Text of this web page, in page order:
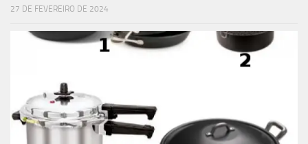
27 DE FEVEREIRO DE 2024